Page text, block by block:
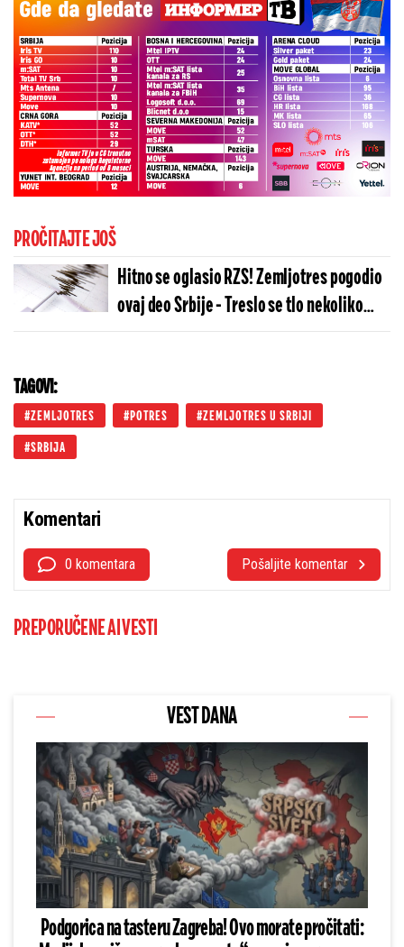
PROČITAJTE JOŠ
Hitno se oglasio RZS! Zemljotres pogodio
ovaj deo Srbije - Treslo se tlo nekoliko
minuta
TAGOVI:
ZEMLJOTRES POTRES ZEMLJOTRES U SRBIJI
SRBIJA
Komentari
0 komentara Pošaljite komentar
PREPORUČENE AI VESTI
VEST DANA
Podgorica na tasteru Zagreba! Ovo morate pročitati: